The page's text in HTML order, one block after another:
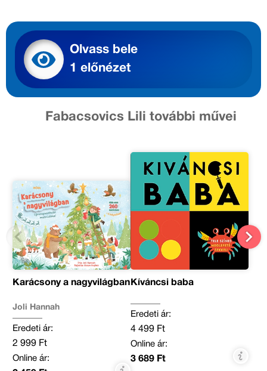
Olvass bele
1 előnézet
Fabacsovics Lili további művei
Karácsony a nagyvilágban
Joli Hannah
Eredeti ár:
2 999 Ft
Online ár:
Kíváncsi baba
Eredeti ár:
4 499 Ft
Online ár:
3 689 Ft